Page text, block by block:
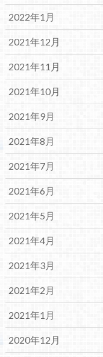
2022年1月
2021年12月
2021年11月
2021年10月
2021年9月
2021年8月
2021年7月
2021年6月
2021年5月
2021年4月
2021年3月
2021年2月
2021年1月
2020年12月